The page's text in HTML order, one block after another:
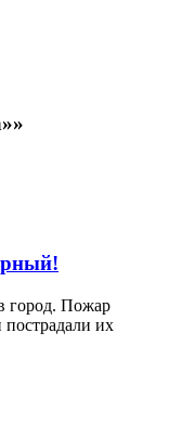
город. Пожар
их